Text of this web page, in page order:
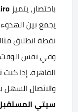
باختصار، يتميز
يجمع بين الهدوء
نقطة انطلاق
وفي نفس
القاهرة. إذا
والاتصال السهل
سيتي